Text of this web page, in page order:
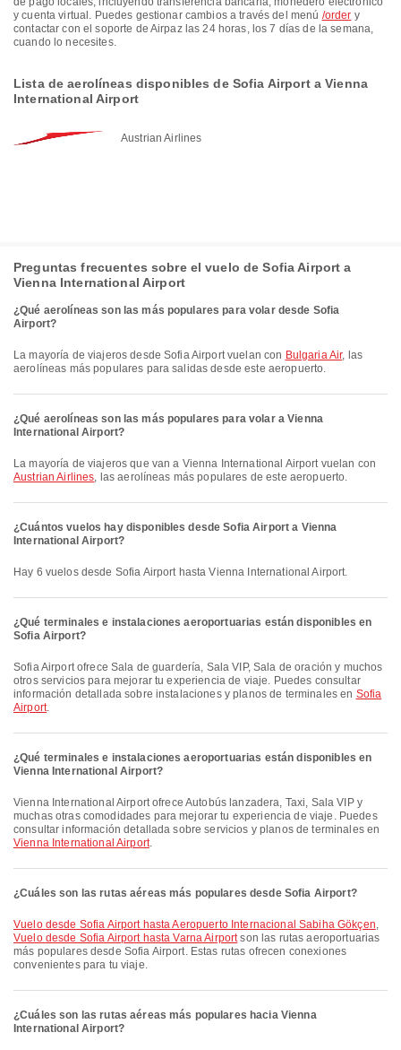
y cuenta virtual. Puedes gestionar cambios a través del menú /order y
contactar con el soporte de Airpaz las 24 horas, los 7 días de la semana,
cuando lo necesites.
Lista de aerolíneas disponibles de Sofia Airport a Vienna
International Airport
Austrian Airlines
Preguntas frecuentes sobre el vuelo de Sofia Airport a
Vienna International Airport
¿Qué aerolíneas son las más populares para volar desde Sofia
Airport?
La mayoría de viajeros desde Sofia Airport vuelan con Bulgaria Air, las
aerolíneas más populares para salidas desde este aeropuerto.
¿Qué aerolíneas son las más populares para volar a Vienna
International Airport?
La mayoría de viajeros que van a Vienna International Airport vuelan con
Austrian Airlines, las aerolíneas más populares de este aeropuerto.
¿Cuántos vuelos hay disponibles desde Sofia Airport a Vienna
International Airport?
Hay 6 vuelos desde Sofia Airport hasta Vienna International Airport.
¿Qué terminales e instalaciones aeroportuarias están disponibles en
Sofia Airport?
Sofia Airport ofrece Sala de guardería, Sala VIP, Sala de oración y muchos
otros servicios para mejorar tu experiencia de viaje. Puedes consultar
información detallada sobre instalaciones y planos de terminales en Sofia
Airport.
¿Qué terminales e instalaciones aeroportuarias están disponibles en
Vienna International Airport?
Vienna International Airport ofrece Autobús lanzadera, Taxi, Sala VIP y
muchas otras comodidades para mejorar tu experiencia de viaje. Puedes
consultar información detallada sobre servicios y planos de terminales en
Vienna International Airport.
¿Cuáles son las rutas aéreas más populares desde Sofia Airport?
Vuelo desde Sofia Airport hasta Aeropuerto Internacional Sabiha Gökçen,
Vuelo desde Sofia Airport hasta Varna Airportson las rutas aeroportuarias
más populares desde Sofia Airport. Estas rutas ofrecen conexiones
convenientes para tu viaje.
¿Cuáles son las rutas aéreas más populares hacia Vienna
International Airport?